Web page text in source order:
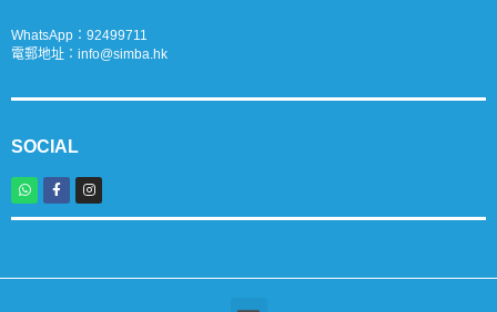
WhatsApp： 92499711
電郵地址： info@simba.hk
SOCIAL